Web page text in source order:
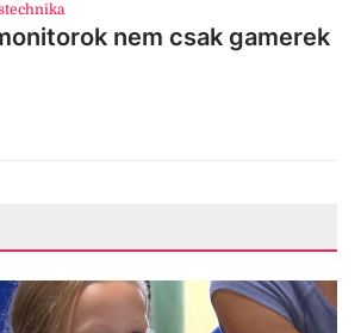
nem csak gamerek